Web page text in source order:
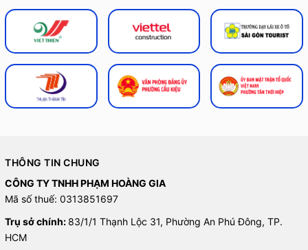
THÔNG TIN CHUNG
CÔNG TY TNHH PHẠM HOÀNG GIA
Mã số thuế: 0313851697
Trụ sở chính: 83/1/1 Thạnh Lộc 31, Phường An Phú Đông, TP.
HCM